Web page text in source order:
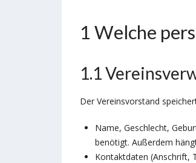
1 Welche
1.1
Der Vereinsvorstand
Name, Geschlecht,
benötigt. Außerdem
Kontaktdaten (Anschrift,